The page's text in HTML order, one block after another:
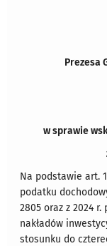
Prezesa
w sprawie
Na podstawie art.
podatku
2805 oraz z 2024 r.
nakładów
stosunku do